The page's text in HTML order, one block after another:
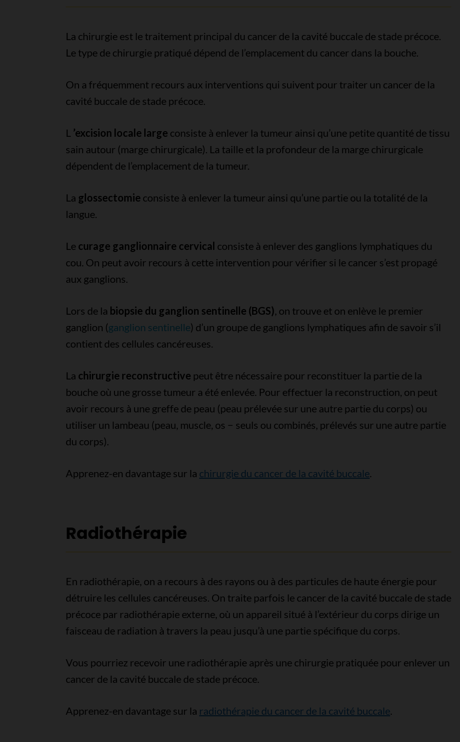
La chirurgie est le traitement principal du cancer de la cavité buccale de stade précoce.
Le type de chirurgie pratiqué dépend de l’emplacement du cancer dans la bouche.
On a fréquemment recours aux interventions qui suivent pour traiter un cancer de la
cavité buccale de stade précoce.
L ’excision locale large consiste à enlever la tumeur ainsi qu’une petite quantité de tissu
sain autour (marge chirurgicale). La taille et la profondeur de la marge chirurgicale
dépendent de l’emplacement de la tumeur.
La glossectomie consiste à enlever la tumeur ainsi qu’une partie ou la totalité de la
langue.
Le curage ganglionnaire cervical consiste à enlever des ganglions lymphatiques du
cou. On peut avoir recours à cette intervention pour vérifier si le cancer s’est propagé
aux ganglions.
Lors de la biopsie du ganglion sentinelle (BGS), on trouve et on enlève le premier
ganglion (ganglion sentinelle) d’un groupe de ganglions lymphatiques afin de savoir s’il
contient des cellules cancéreuses.
La chirurgie reconstructive peut être nécessaire pour reconstituer la partie de la
bouche où une grosse tumeur a été enlevée. Pour effectuer la reconstruction, on peut
avoir recours à une greffe de peau (peau prélevée sur une autre partie du corps) ou
utiliser un lambeau (peau, muscle, os − seuls ou combinés, prélevés sur une autre partie
du corps).
Apprenez-en davantage sur la chirurgie du cancer de la cavité buccale.
Radiothérapie
En radiothérapie, on a recours à des rayons ou à des particules de haute énergie pour
détruire les cellules cancéreuses. On traite parfois le cancer de la cavité buccale de stade
précoce par radiothérapie externe, où un appareil situé à l’extérieur du corps dirige un
faisceau de radiation à travers la peau jusqu’à une partie spécifique du corps.
Vous pourriez recevoir une radiothérapie après une chirurgie pratiquée pour enlever un
cancer de la cavité buccale de stade précoce.
Apprenez-en davantage sur la radiothérapie du cancer de la cavité buccale.